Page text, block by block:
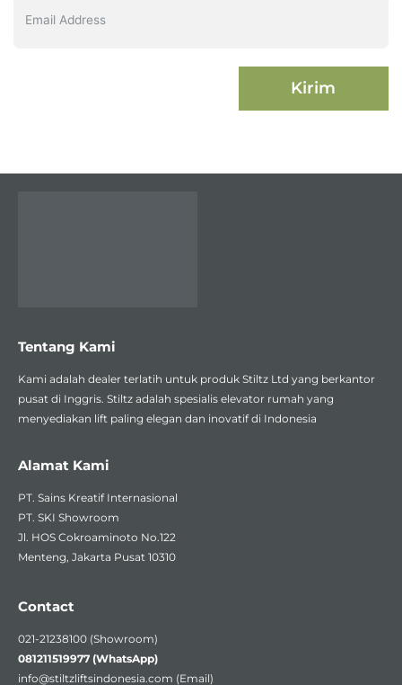
Kirim
Tentang Kami
Kami adalah dealer terlatih untuk produk Stiltz Ltd yang berkantor
pusat di Inggris. Stiltz adalah spesialis elevator rumah yang
menyediakan lift paling elegan dan inovatif di Indonesia
Alamat Kami
PT. Sains Kreatif Internasional
PT. SKI Showroom
Jl. HOS Cokroaminoto No.122
Menteng, Jakarta Pusat 10310
Contact
021-21238100 (Showroom)
081211519977 (WhatsApp)
info@stiltzliftsindonesia.com (Email)